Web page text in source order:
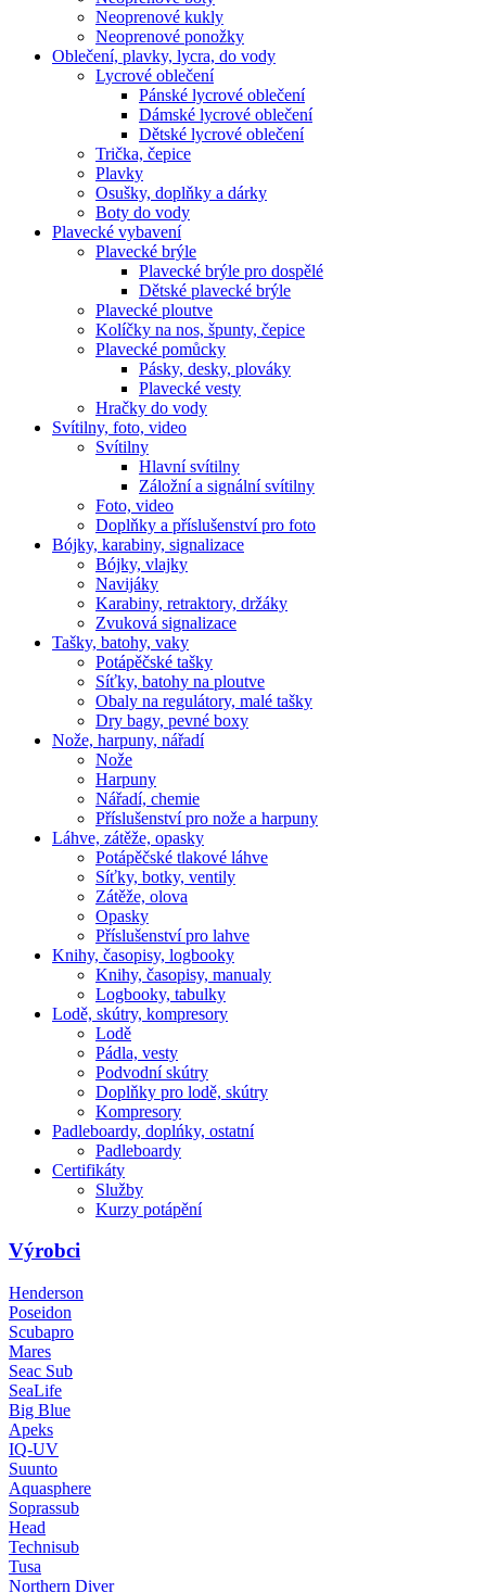
Neoprenové kukly
Neoprenové ponožky
Oblečení, plavky, lycra, do vody
Lycrové oblečení
Pánské lycrové oblečení
Dámské lycrové oblečení
Dětské lycrové oblečení
Trička, čepice
Plavky
Osušky, doplňky a dárky
Boty do vody
Plavecké vybavení
Plavecké brýle
Plavecké brýle pro dospělé
Dětské plavecké brýle
Plavecké ploutve
Kolíčky na nos, špunty, čepice
Plavecké pomůcky
Pásky, desky, plováky
Plavecké vesty
Hračky do vody
Svítilny, foto, video
Svítilny
Hlavní svítilny
Záložní a signální svítilny
Foto, video
Doplňky a příslušenství pro foto
Bójky, karabiny, signalizace
Bójky, vlajky
Navijáky
Karabiny, retraktory, držáky
Zvuková signalizace
Tašky, batohy, vaky
Potápěčské tašky
Síťky, batohy na ploutve
Obaly na regulátory, malé tašky
Dry bagy, pevné boxy
Nože, harpuny, nářadí
Nože
Harpuny
Nářadí, chemie
Příslušenství pro nože a harpuny
Láhve, zátěže, opasky
Potápěčské tlakové láhve
Síťky, botky, ventily
Zátěže, olova
Opasky
Příslušenství pro lahve
Knihy, časopisy, logbooky
Knihy, časopisy, manualy
Logbooky, tabulky
Lodě, skútry, kompresory
Lodě
Pádla, vesty
Podvodní skútry
Doplňky pro lodě, skútry
Kompresory
Padleboardy, doplńky, ostatní
Padleboardy
Certifikáty
Služby
Kurzy potápění
Výrobci
Henderson
Poseidon
Scubapro
Mares
Seac Sub
SeaLife
Big Blue
Apeks
IQ-UV
Suunto
Aquasphere
Soprassub
Head
Technisub
Tusa
Northern Diver